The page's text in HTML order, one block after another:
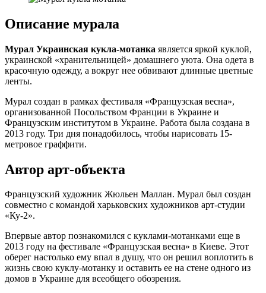
Описание мурала
Мурал Украинская кукла-мотанка является яркой куклой,
украинской «хранительницей» домашнего уюта. Она одета в
красочную одежду, а вокруг нее обвивают длинные цветные
ленты.
Мурал создан в рамках фестиваля «Французская весна»,
организованной Посольством Франции в Украине и
Французским институтом в Украине. Работа была создана в
2013 году. Три дня понадобилось, чтобы нарисовать 15-
метровое граффити.
Автор арт-объекта
Французский художник Жюльен Маллан. Мурал был создан
совместно с командой харьковских художников арт-студии
«Ку-2».
Впервые автор познакомился с куклами-мотанками еще в
2013 году на фестивале «Французская весна» в Киеве. Этот
оберег настолько ему впал в душу, что он решил воплотить в
жизнь свою куклу-мотанку и оставить ее на стене одного из
домов в Украине для всеобщего обозрения.